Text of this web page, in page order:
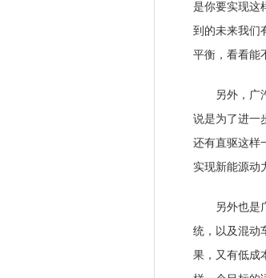
是你要实现这
到的未来我们
平衡，看看能
另外，广汽
说是为了进一
还有直驱这样
实现新能源动
另外也是广
统，以及混动
果，又有低成